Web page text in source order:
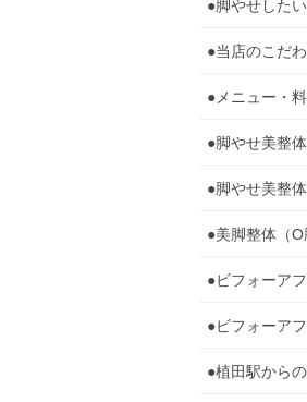
●脚やせした
●当店のこだ
●メニュー・
●脚やせ美整
●脚やせ美整
●美脚整体（
●ビフォーア
●ビフォーア
●植田駅から